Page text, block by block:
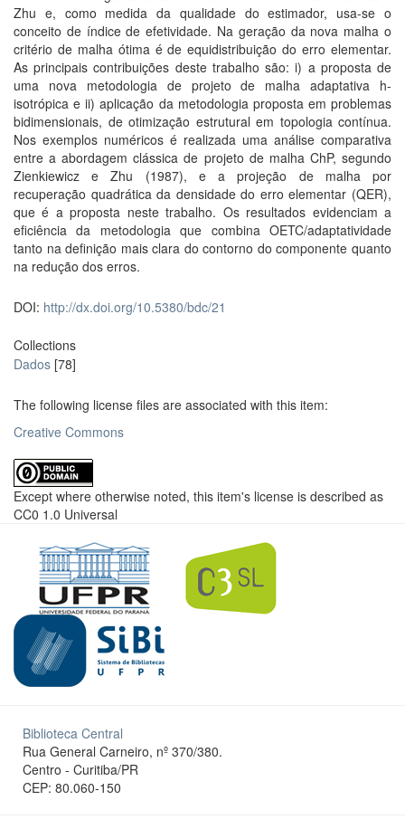
Zhu e, como medida da qualidade do estimador, usa-se o
conceito de índice de efetividade. Na geração da nova malha o
critério de malha ótima é de equidistribuição do erro elementar.
As principais contribuições deste trabalho são: i) a proposta de
uma nova metodologia de projeto de malha adaptativa h-
isotrópica e ii) aplicação da metodologia proposta em problemas
bidimensionais, de otimização estrutural em topologia contínua.
Nos exemplos numéricos é realizada uma análise comparativa
entre a abordagem clássica de projeto de malha ChP, segundo
Zienkiewicz e Zhu (1987), e a projeção de malha por
recuperação quadrática da densidade do erro elementar (QER),
que é a proposta neste trabalho. Os resultados evidenciam a
eficiência da metodologia que combina OETC/adaptatividade
tanto na definição mais clara do contorno do componente quanto
na redução dos erros.
DOI: http://dx.doi.org/10.5380/bdc/21
Collections
Dados [78]
The following license files are associated with this item:
Creative Commons
Except where otherwise noted, this item's license is described as
CC0 1.0 Universal
Biblioteca Central
Rua General Carneiro, nº 370/380.
Centro - Curitiba/PR
CEP: 80.060-150